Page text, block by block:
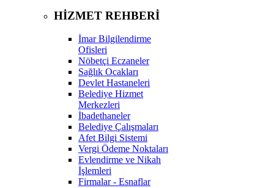
HİZMET REHBERİ
İmar Bilgilendirme
Ofisleri
Nöbetçi Eczaneler
Sağlık Ocakları
Devlet Hastaneleri
Belediye Hizmet
Merkezleri
İbadethaneler
Belediye Çalışmaları
Afet Bilgi Sistemi
Vergi Ödeme Noktaları
Evlendirme ve Nikah
İşlemleri
Firmalar - Esnaflar